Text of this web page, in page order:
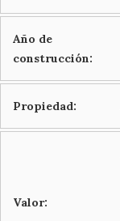
Año de
construcción:
Propiedad:
Valor: